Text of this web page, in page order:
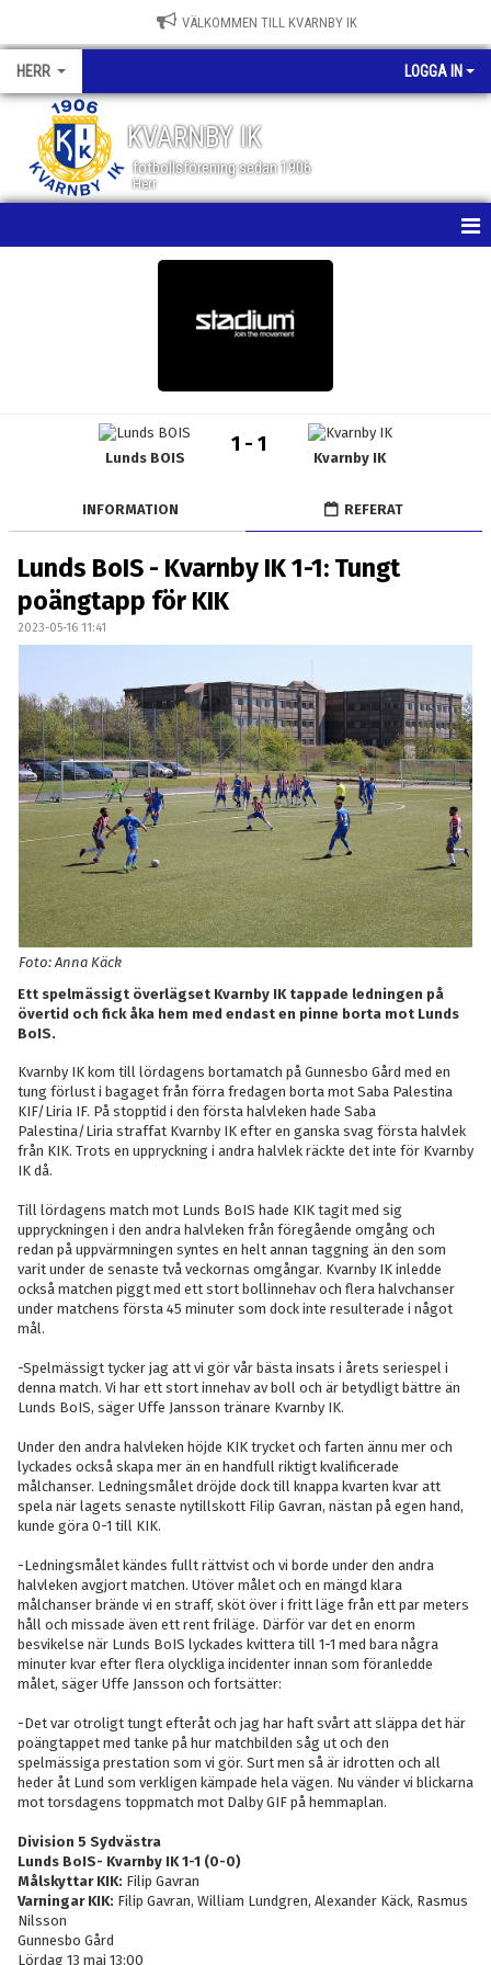
VÄLKOMMEN TILL KVARNBY IK
HERR LOGGA IN
KVARNBY IK
fotbollsförening sedan 1906
Herr
DOKUMENT
KONTAKT
Lunds BOIS
1 - 1
Kvarnby IK
INFORMATION REFERAT
Lunds BoIS - Kvarnby IK 1-1: Tungt
poängtapp för KIK
2023-05-16 11:41
Foto: Anna Käck
Ett spelmässigt överlägset Kvarnby IK tappade ledningen på
övertid och fick åka hem med endast en pinne borta mot Lunds
BoIS.
Kvarnby IK kom till lördagens bortamatch på Gunnesbo Gård med en
tung förlust i bagaget från förra fredagen borta mot Saba Palestina
KIF/Liria IF. På stopptid i den första halvleken hade Saba
Palestina/Liria straffat Kvarnby IK efter en ganska svag första halvlek
från KIK. Trots en uppryckning i andra halvlek räckte det inte för Kvarnby
IK då.
Till lördagens match mot Lunds BoIS hade KIK tagit med sig
uppryckningen i den andra halvleken från föregående omgång och
redan på uppvärmningen syntes en helt annan taggning än den som
varit under de senaste två veckornas omgångar. Kvarnby IK inledde
också matchen piggt med ett stort bollinnehav och flera halvchanser
under matchens första 45 minuter som dock inte resulterade i något
mål.
-Spelmässigt tycker jag att vi gör vår bästa insats i årets seriespel i
denna match. Vi har ett stort innehav av boll och är betydligt bättre än
Lunds BoIS, säger Uffe Jansson tränare Kvarnby IK.
Under den andra halvleken höjde KIK trycket och farten ännu mer och
lyckades också skapa mer än en handfull riktigt kvalificerade
målchanser. Ledningsmålet dröjde dock till knappa kvarten kvar att
spela när lagets senaste nytillskott Filip Gavran, nästan på egen hand,
kunde göra 0-1 till KIK.
-Ledningsmålet kändes fullt rättvist och vi borde under den andra
halvleken avgjort matchen. Utöver målet och en mängd klara
målchanser brände vi en straff, sköt över i fritt läge från ett par meters
håll och missade även ett rent friläge. Därför var det en enorm
besvikelse när Lunds BoIS lyckades kvittera till 1-1 med bara några
minuter kvar efter flera olyckliga incidenter innan som föranledde
målet, säger Uffe Jansson och fortsätter:
-Det var otroligt tungt efteråt och jag har haft svårt att släppa det här
poängtappet med tanke på hur matchbilden såg ut och den
spelmässiga prestation som vi gör. Surt men så är idrotten och all
heder åt Lund som verkligen kämpade hela vägen. Nu vänder vi blickarna
mot torsdagens toppmatch mot Dalby GIF på hemmaplan.
Division 5 Sydvästra
Lunds BoIS- Kvarnby IK 1-1 (0-0)
Målskyttar KIK: Filip Gavran
Varningar KIK: Filip Gavran, William Lundgren, Alexander Käck, Rasmus
Nilsson
Gunnesbo Gård
Lördag 13 maj 13:00